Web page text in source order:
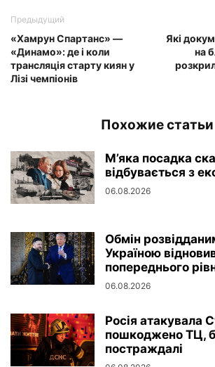
Предыдущий
«Хамрун Спартанс» —
«Динамо»: де і коли
трансляція старту киян у
Лізі чемпіонів
Які
на
Похожие статьи
М’яка посадка
відбувається з
06.08.2026
Обмін
Україною
попереднього
06.08.2026
Росія атакувала
пошкоджено ТЦ,
постраждалі